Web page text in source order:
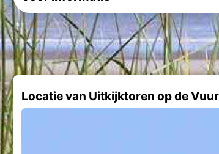
Locatie van Uitkijktoren op de